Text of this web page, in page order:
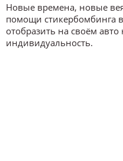
Новые времена, новые
помощи стикербомбинга
отобразить на своём
индивидуальность.